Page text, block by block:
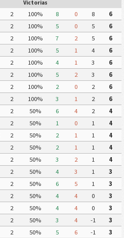
Victorias
2 100% 8 0 8
6
2 100% 5 0 5
6
2 100% 7 2 5
6
2 100% 5 1 4
6
2 100% 4 1 3
6
2 100% 5 2 3
6
2 100% 2 0 2
6
2 100% 3 1 2
6
2 50% 6 4 2
4
2 50% 1 0 1
4
2 50% 2 1 1
4
2 50% 2 1 1
4
2 50% 3 2 1
4
2 50% 4 3 1
3
2 50% 6 5 1
3
2 50% 4 4 0
3
2 50% 4 4 0
3
2 50% 3 4 -1
3
2 50% 5 6 -1
3